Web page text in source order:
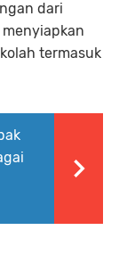
dari
termasuk